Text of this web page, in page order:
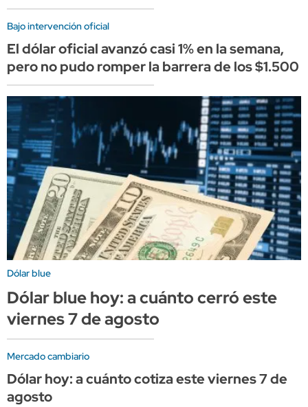
Bajo intervención oficial
El dólar oficial avanzó casi 1% en la semana,
pero no pudo romper la barrera de los $1.500
Dólar blue
Dólar blue hoy: a cuánto cerró este
viernes 7 de agosto
Mercado cambiario
Dólar hoy: a cuánto cotiza este viernes 7 de
agosto